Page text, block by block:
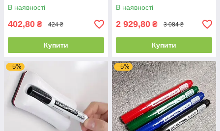
В наявності
402,80 ₴ 424 ₴
Купити
В наявності
2 929,80 ₴ 3 084 ₴
Купити
–5% –5%